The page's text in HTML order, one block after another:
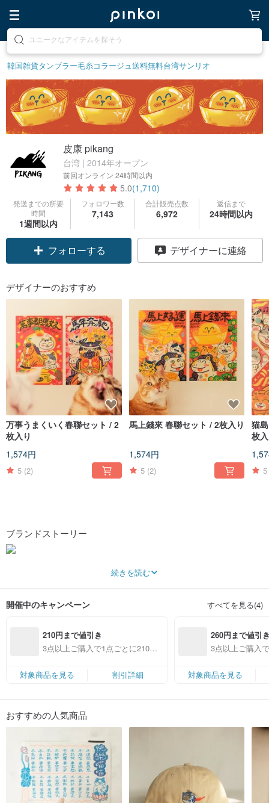
素敵な生活グッズを探そう
韓国雑貨タンブラー毛糸コラージュ送料無料台湾サンリオ
皮康 pikang
台湾 | 2014年オープン
前回オンライン 24時間以内
5.0(1,710)
発送までの所要
時間
1週間以内
フォロワー数
7,143
合計販売点数
6,972
返信まで
24時間以内
フォローする デザイナーに連絡
デザイナーのおすすめ
万事うまくいく春聯セット / 2
枚入り
1,574円
5 (2)
馬上錢來 春聯セット / 2枚入り
1,574円
5 (2)
猫
枚
5
ブランドストーリー
皮康（Pikang）は犬と十六匹猫と女子二人の組合せデザインブランドです。
ました。それで動物と幸せに暮らすことを理念として野良犬猫と暮らすの日々
続きを読む
開催中のキャンペーン すべてを見る(4)
210円まで値引き
3点以上ご購入で1点ごとに210円
対象商品を見る
割引詳細
260円まで値引
3点以上ご購入
対象商品を見る
おすすめの人気商品